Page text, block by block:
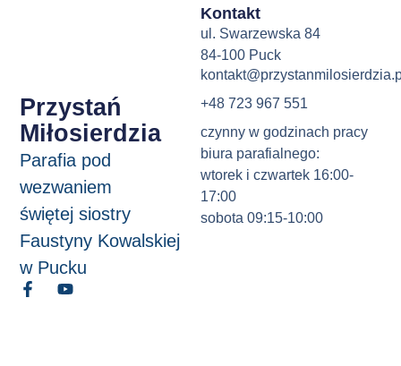
Przystań
Miłosierdzia
Parafia pod
wezwaniem
świętej siostry
Faustyny Kowalskiej
w Pucku
Kontakt
ul. Swarzewska 84
84-100 Puck
+48 723 967 551
czynny w godzinach pracy
biura parafialnego:
wtorek i czwartek 16:00-
17:00
sobota 09:15-10:00